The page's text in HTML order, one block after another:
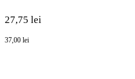
27,75 lei
37,00 lei